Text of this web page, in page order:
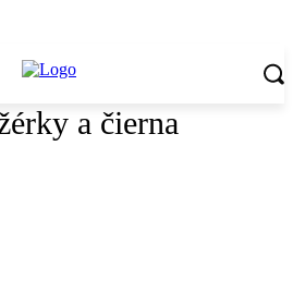
a čierna